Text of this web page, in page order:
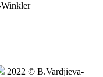
2022 © B.Vardjieva-